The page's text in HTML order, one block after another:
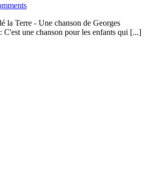
la Terre - Une chanson de Georges
C'est une chanson pour les enfants qui [...]